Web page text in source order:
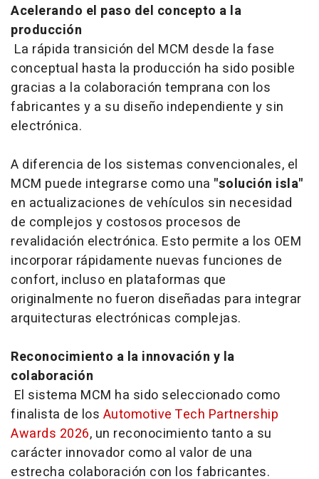
Acelerando el paso del concepto a la
producción
La rápida transición del MCM desde la fase
conceptual hasta la producción ha sido posible
gracias a la colaboración temprana con los
fabricantes y a su diseño independiente y sin
electrónica.
A diferencia de los sistemas convencionales, el
MCM puede integrarse como una "solución isla"
en actualizaciones de vehículos sin necesidad
de complejos y costosos procesos de
revalidación electrónica. Esto permite a los OEM
incorporar rápidamente nuevas funciones de
confort, incluso en plataformas que
originalmente no fueron diseñadas para integrar
arquitecturas electrónicas complejas.
Reconocimiento a la innovación y la
colaboración
El sistema MCM ha sido seleccionado como
finalista de los Automotive Tech Partnership
Awards 2026, un reconocimiento tanto a su
carácter innovador como al valor de una
estrecha colaboración con los fabricantes.